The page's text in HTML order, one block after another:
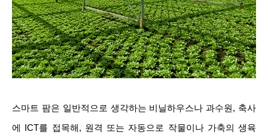
스마트 팜은 일반적으로 생각하는 비닐하우스나 과수원, 축사
에 ICT를 접목해, 원격 또는 자동으로 작물이나 가축의 생육